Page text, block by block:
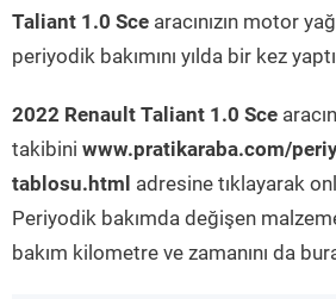
Taliant 1.0 Sce aracınızın motor
periyodik bakımını yılda bir kez
2022 Renault Taliant 1.0 Sce
takibini www.pratikaraba.com/
tablosu.html adresine tıklayarak
Periyodik bakımda değişen
bakım kilometre ve zamanını da